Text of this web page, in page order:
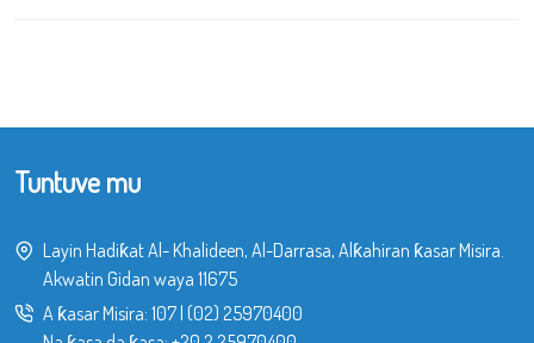
Tuntuve mu
Layin Hadiƙat Al- Khalideen, Al-Darrasa, Alƙahiran ƙasar Misira.
Akwatin Gidan waya 11675
A ƙasar Misira: 107| (02) 25970400